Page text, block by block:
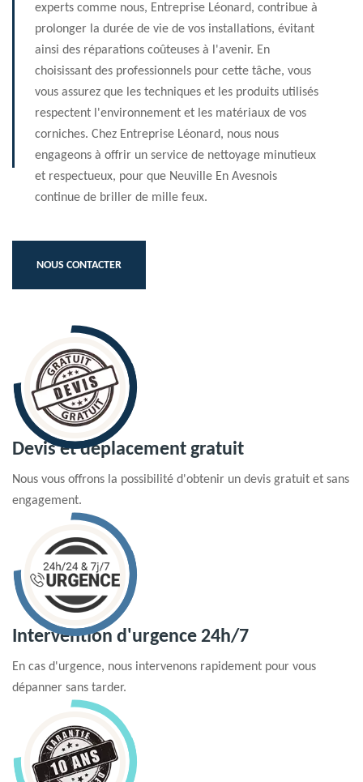
experts comme nous, Entreprise Léonard, contribue à
prolonger la durée de vie de vos installations, évitant
ainsi des réparations coûteuses à l'avenir. En
choisissant des professionnels pour cette tâche, vous
vous assurez que les techniques et les produits utilisés
respectent l'environnement et les matériaux de vos
corniches. Chez Entreprise Léonard, nous nous
engageons à offrir un service de nettoyage minutieux
et respectueux, pour que Neuville En Avesnois
continue de briller de mille feux.
NOUS CONTACTER
Devis et déplacement gratuit
Nous vous offrons la possibilité d'obtenir un devis gratuit et sans
engagement.
Intervention d'urgence 24h/7
En cas d'urgence, nous intervenons rapidement pour vous
dépanner sans tarder.